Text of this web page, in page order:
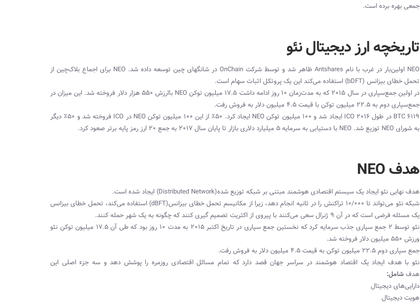
جمعی بهره برده است.
تاریخچه ارز دیجیتال نئو
NEO اولین‌بار در غرب با نام Antshares ظاهر شد و توسط شرکت OnChain در شانگهای چین توسعه داده شد. NEO برای اجماع بلاک‌چین از
تحمل خطای بیزانس (bDFT) استفاده می‌کند این یک پروتکل اثبات سهام است.
در اولین جمع‌سپاری در سال ۲۰۱۵ که به مدت‌زمان ۱۰ روز ادامه داشت ۱۷.۵ میلیون توکن NEO باارزش ۵۵۰ هزار دلار فروخته شد. این میزان در
جمع‌سپاری دوم به ۲۲.۵ میلیون توکن با قیمت ۴.۵ میلیون دلار به فروش رفت.
۶۱۱۹ BTC در طول ICO ۲۰۱۶ ایجاد شد و ۱۰۰ میلیون توکن NEO ایجاد کرد. ۵۰٪ از این ۱۰۰ میلیون توکن NEO در ICO فروخته شد و ۵۰٪ دیگر
به شورای NEO توزیع شد. NEO با دستیابی به سرمایه ۵ میلیارد دلاری بازار تا پایان سال ۲۰۱۷ به جمع ۲۰ ارز رمز پایه برتر صعود کرد.
هدف NEO
هدف نهایی نئو ایجاد یک سیستم اقتصادی هوشمند مبتنی بر شبکه توزیع شده(Distributed Network) ایجاد شده است.
شبکه نئو می‌تواند تا ۱۰/۰۰۰ تراکنش را در ثانیه انجام دهد، زیرا از مکانیسم تحمل خطای بیزانس(dBFT) استفاده می‌کند، تحمل خطای بیزانس
یک مسئله فرضی است که در آن ۹ ژنرال سعی می‌کنند با پیروی از اکثریت تصمیم گیری کنند که چگونه به یک شهر حمله کنند.
نئو توسط ۲ جمع سپاری جذب سرمایه کرد که نخستین جمع سپاری در تاریخ اکتبر ۲۰۱۵ به مدت ۱۰ روز بود که طی آن ۱۷.۵ میلیون توکن نئو
ورزش ۵۵۰ میلیون دلار فروخته شد.
جمع سپاری دوم ۲۲.۵ میلیون توکن به قیمت ۴.۵ میلیون دلار به فروش رفت.
نئو با هدف ایجاد یک اقتصاد هوشمند در سراسر جهان قصد دارد که تمام مسائل اقتصادی روزمره را پوشش دهد و سه جزء اصلی این
هدفشامل:
دارایی‌های دیجیتال
هویت دیجیتال